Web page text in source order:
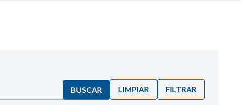
BUSCAR LIMPIAR FILTRAR